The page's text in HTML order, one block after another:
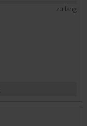
zu lang